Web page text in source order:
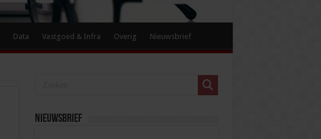
Data Vastgoed & Infra Overig Nieuwsbrief
Nieuwsbrief